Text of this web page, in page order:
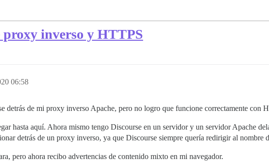
proxy inverso y HTTPS
06:58
detrás de mi proxy inverso Apache, pero no logro que funcione correctamente con
hasta aquí. Ahora mismo tengo Discourse en un servidor y un servidor Apache
detrás de un proxy inverso, ya que Discourse siempre quería redirigir al nombre
pero ahora recibo advertencias de contenido mixto en mi navegador.